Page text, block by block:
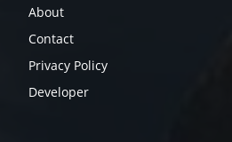
About
Contact
Privacy Policy
Developer